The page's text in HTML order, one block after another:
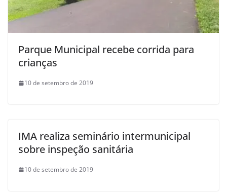
Parque Municipal recebe corrida para
crianças
10 de setembro de 2019
IMA realiza seminário intermunicipal
sobre inspeção sanitária
10 de setembro de 2019